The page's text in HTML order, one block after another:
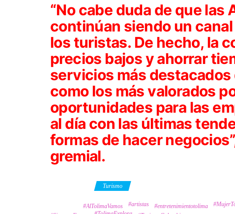
“No cabe duda de que las
continúan siendo un
los turistas. De hecho, la
precios bajos y ahorrar
servicios más
como los más valorados
oportunidades para las
al día con las últimas
formas de hacer
gremial.
Turismo
#AlTolimaVamos #artistas #entretenimientotolima